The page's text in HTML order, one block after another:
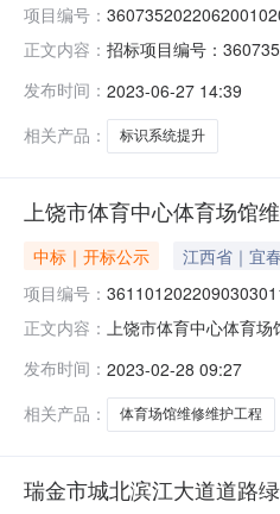
项目编号：
正文内容： 招标项目编号：
价:0.00元/%;工期:日
发布时间： 2023-06-27 14:39
相关产品：
标识系统提升
上饶市体育中心体育场馆
中标｜开标公示
江西省｜宜
项目编号：
正文内容： 上饶市体育中心体育
江西恒营景观建设有
发布时间： 2023-02-28 09:27
相关产品：
体育场馆维修维护工程
瑞金市城北滨江大道道路